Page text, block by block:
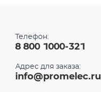
Телефон:
8 800 1000-321
Адрес для заказа:
info@promelec.ru